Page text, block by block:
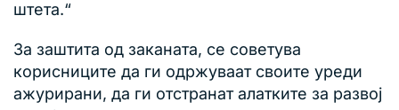
штета.“
За заштита од заканата, се советува
корисниците да ги одржуваат своите уреди
ажурирани, да ги отстранат алатките за развој